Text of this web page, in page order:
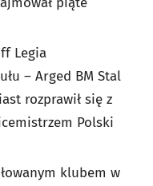
Legia
– Arged BM Stal
rozprawił się z
Polski
klubem w